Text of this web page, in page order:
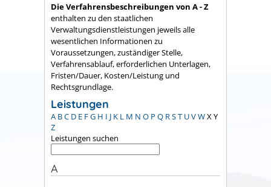
Die Verfahrensbeschreibungen von A - Z
enthalten zu den staatlichen
Verwaltungsdienstleistungen jeweils alle
wesentlichen Informationen zu
Voraussetzungen, zuständiger Stelle,
Verfahrensablauf, erforderlichen Unterlagen,
Fristen/Dauer, Kosten/Leistung und
Rechtsgrundlage.
Leistungen
A BC D E FG H I J K L M N O P Q RST UVWXY
Z
Leistungen suchen
A